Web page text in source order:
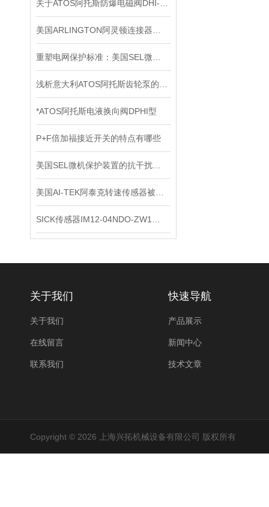
*ATOS阿托斯电液换向阀DPHI型
P+F倍加福接近开关的特点有哪些
关于我们
关于我们
在线留言
联系我们
快速导航
产品展示
新闻中心
技术文章
Copyright © 2026 上海兴拓机械设备有限公司 版权所有